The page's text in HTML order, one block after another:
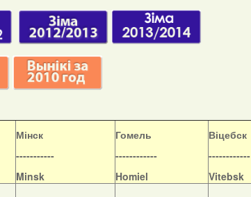
Мінск
-----------
Minsk
Гомель
------------
Homiel
Віцебск
------------
Vitebsk